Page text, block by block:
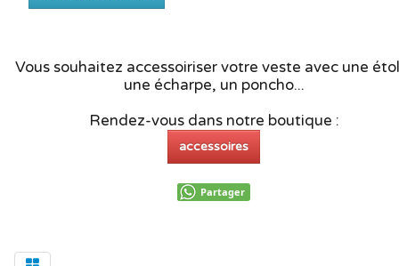
Vous souhaitez accessoiriser votre veste avec une
une écharpe, un poncho...
Rendez-vous dans notre boutique :
accessoires
Partager